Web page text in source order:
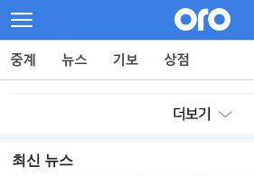
최신 뉴스